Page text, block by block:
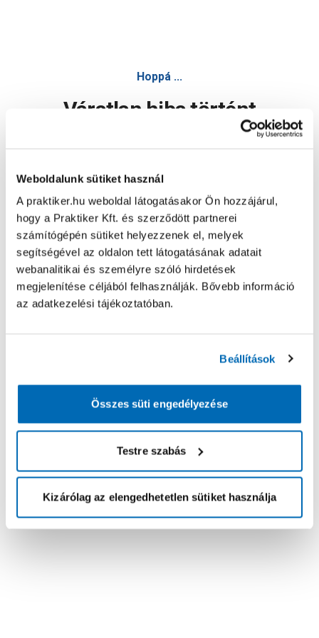
Weboldalunk sütiket használ
A praktiker.hu weboldal látogatásakor Ön hozzájárul,
hogy a Praktiker Kft. és szerződött partnerei
számítógépén sütiket helyezzenek el, melyek
segítségével az oldalon tett látogatásának adatait
webanalitikai és személyre szóló hirdetések
megjelenítése céljából felhasználják. Bővebb információ
az adatkezelési tájékoztatóban.
Beállítások
Összes süti engedélyezése
Testre szabás
Kizárólag az elengedhetetlen sütiket használja
Hoppá ...
Váratlan hiba történt
Oldal újratöltése